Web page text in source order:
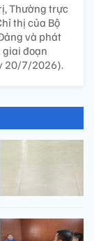
Thường trực
thị của Bộ
và phát
đoạn
20/7/2026).